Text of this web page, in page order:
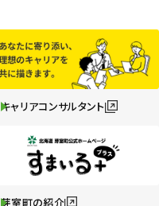
キャリアコンサルタント
芽室町の紹介